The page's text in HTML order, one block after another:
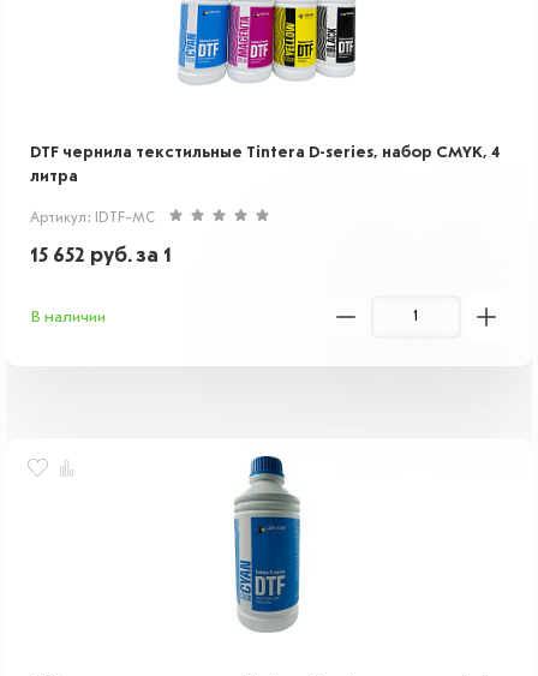
DTF чернила текстильные Tintera D-series, набор CMYK, 4
литра
Артикул: IDTF-MC
15 652 руб.за 1
В наличии